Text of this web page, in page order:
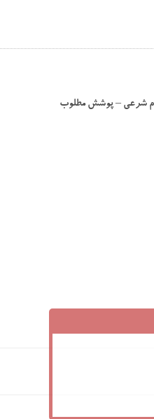
شرعی – پوشش مطلوب